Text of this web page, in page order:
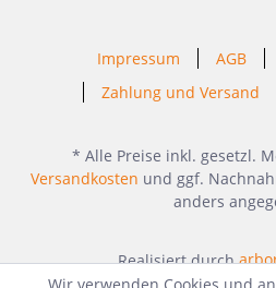
Impressum AGB
Zahlung und Versand
* Alle Preise inkl. gesetzl.
Versandkosten und ggf.
anders
Realisiert durch